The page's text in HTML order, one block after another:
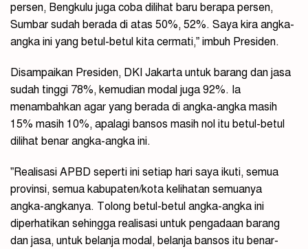
persen, Bengkulu juga coba dilihat baru berapa persen,
Sumbar sudah berada di atas 50%, 52%. Saya kira angka-
angka ini yang betul-betul kita cermati,” imbuh Presiden.
Disampaikan Presiden, DKI Jakarta untuk barang dan jasa
sudah tinggi 78%, kemudian modal juga 92%. Ia
menambahkan agar yang berada di angka-angka masih
15% masih 10%, apalagi bansos masih nol itu betul-betul
dilihat benar angka-angka ini.
”Realisasi APBD seperti ini setiap hari saya ikuti, semua
provinsi, semua kabupaten/kota kelihatan semuanya
angka-angkanya. Tolong betul-betul angka-angka ini
diperhatikan sehingga realisasi untuk pengadaan barang
dan jasa, untuk belanja modal, belanja bansos itu benar-